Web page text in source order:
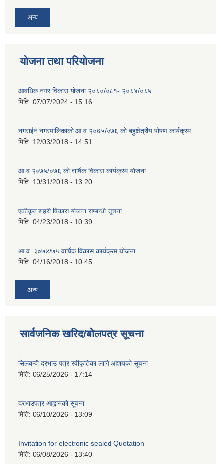
अन्य
योजना तथा परियोजना
आवधिक नगर विकास योजना २०८०/०८१- २०८४/०८५
मिति: 07/07/2024 - 15:16
नगराईन नगरपालिकाको आ.व.२०७५/०७६ को बहुक्षेत्रीय पोषण कार्यक्रम
मिति: 12/03/2018 - 14:51
आ.व.२०७५/०७६ को वार्षिक विकास कार्यक्रम योजना
मिति: 10/31/2018 - 13:20
एकीकृत शहरी विकास योजना सम्बन्धी सूचना
मिति: 04/23/2018 - 10:39
आ.व. २०७४/७५ वार्षिक विकास कार्यक्रम योजना
मिति: 04/16/2018 - 10:45
अन्य
सार्वजनिक खरिद/बोलपत्र सूचना
सिलबन्दी दरभाउ पत्र स्वीकृतिका लागि आशयको सूचना
मिति: 06/25/2026 - 17:14
दरभाउपत्र आह्वानको सूचना
मिति: 06/10/2026 - 13:09
Invitation for electronic sealed Quotation
मिति: 06/08/2026 - 13:40